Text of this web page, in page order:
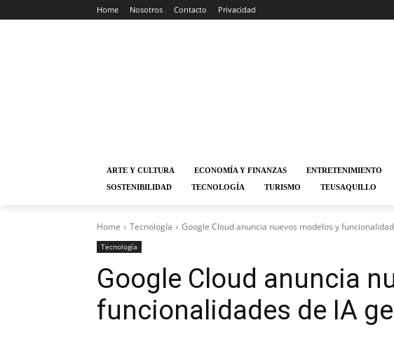
Home Nosotros Contacto Privacidad
ARTE Y CULTURA ECONOMÍA Y FINANZAS ENTRETENIMIENTO
SOSTENIBILIDAD
TECNOLOGÍA TURISMO TEUSAQUILLO
Home Tecnología Google Cloud anuncia nuevos modelos y
Tecnología
Google Cloud anuncia
funcionalidades de IA